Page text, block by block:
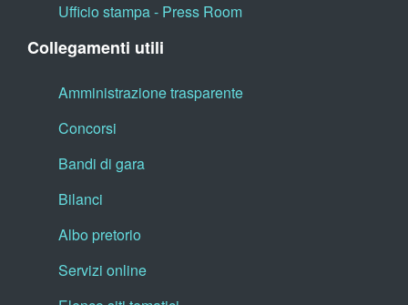
Ufficio stampa - Press Room
Collegamenti utili
Amministrazione trasparente
Concorsi
Bandi di gara
Bilanci
Albo pretorio
Servizi online